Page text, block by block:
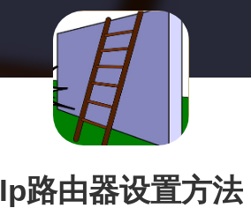
Ip路由器设置方法